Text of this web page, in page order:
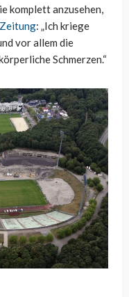
komplett anzusehen,
: „Ich kriege
vor allem die
Schmerzen.“